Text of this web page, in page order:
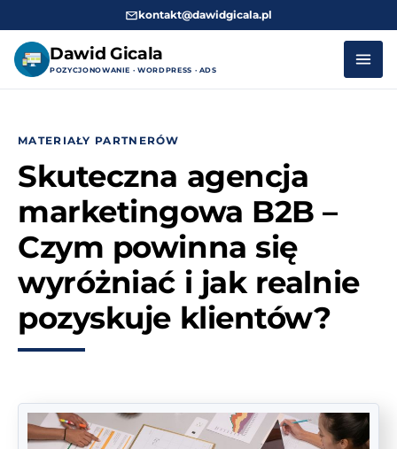
kontakt@dawidgicala.pl
Dawid Gicala
POZYCJONOWANIE · WORDPRESS · ADS
treściMATERIAŁY PARTNERÓW
Skuteczna agencja
marketingowa B2B –
Czym powinna się
wyróżniać i jak realnie
pozyskuje klientów?